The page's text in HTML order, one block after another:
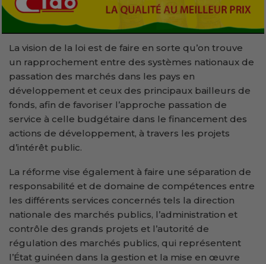
La vision de la loi est de faire en sorte qu’on trouve
un rapprochement entre des systèmes nationaux de
passation des marchés dans les pays en
développement et ceux des principaux bailleurs de
fonds, afin de favoriser l’approche passation de
service à celle budgétaire dans le financement des
actions de développement, à travers les projets
d’intérêt public.
La réforme vise également à faire une séparation de
responsabilité et de domaine de compétences entre
les différents services concernés tels la direction
nationale des marchés publics, l’administration et
contrôle des grands projets et l’autorité de
régulation des marchés publics, qui représentent
l’État guinéen dans la gestion et la mise en œuvre